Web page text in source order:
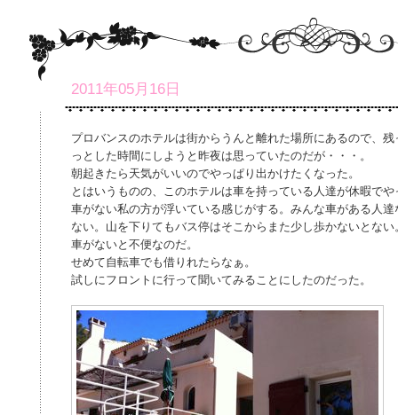
2011年05月16日
プロバンスのホテルは街からうんと離れた場所にあるので、
っとした時間にしようと昨夜は思っていたのだが・・・。
朝起きたら天気がいいのでやっぱり出かけたくなった。
とはいうものの、このホテルは車を持っている人達が休暇で
車がない私の方が浮いている感じがする。みんな車がある人
ない。山を下りてもバス停はそこからまた少し歩かないとない
車がないと不便なのだ。
せめて自転車でも借りれたらなぁ。
試しにフロントに行って聞いてみることにしたのだった。